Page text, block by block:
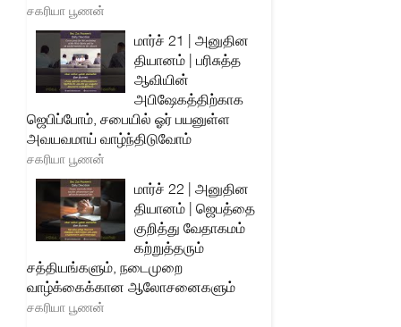
சகரியா பூணன்
மார்ச் 21 | அனுதின
தியானம் | பரிசுத்த
ஆவியின்
அபிஷேகத்திற்காக
ஜெபிப்போம், சபையில் ஓர் பயனுள்ள
அவயவமாய் வாழ்ந்திடுவோம்
சகரியா பூணன்
மார்ச் 22 | அனுதின
தியானம் | ஜெபத்தை
குறித்து வேதாகமம்
கற்றுத்தரும்
சத்தியங்களும், நடைமுறை
வாழ்க்கைக்கான ஆலோசனைகளும்
சகரியா பூணன்